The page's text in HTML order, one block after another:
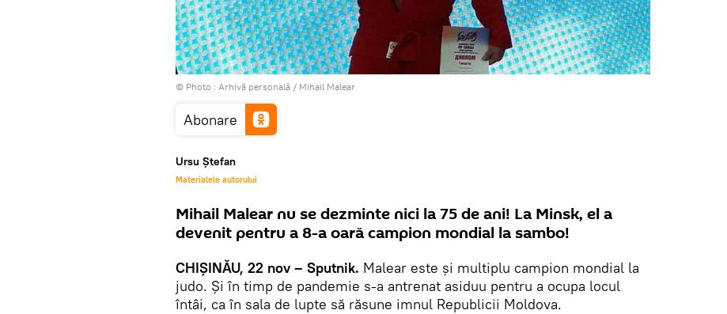
© Photo : Arhivă personală / Mihail Malear
Abonare
Ursu Ștefan
Materialele autorului
Mihail Malear nu se dezminte nici la 75 de ani! La Minsk, el a
devenit pentru a 8-a oară campion mondial la sambo!
CHIȘINĂU, 22 nov – Sputnik. Malear este și multiplu campion mondial la
judo. Și în timp de pandemie s-a antrenat asiduu pentru a ocupa locul
întâi, ca în sala de lupte să răsune imnul Republicii Moldova.